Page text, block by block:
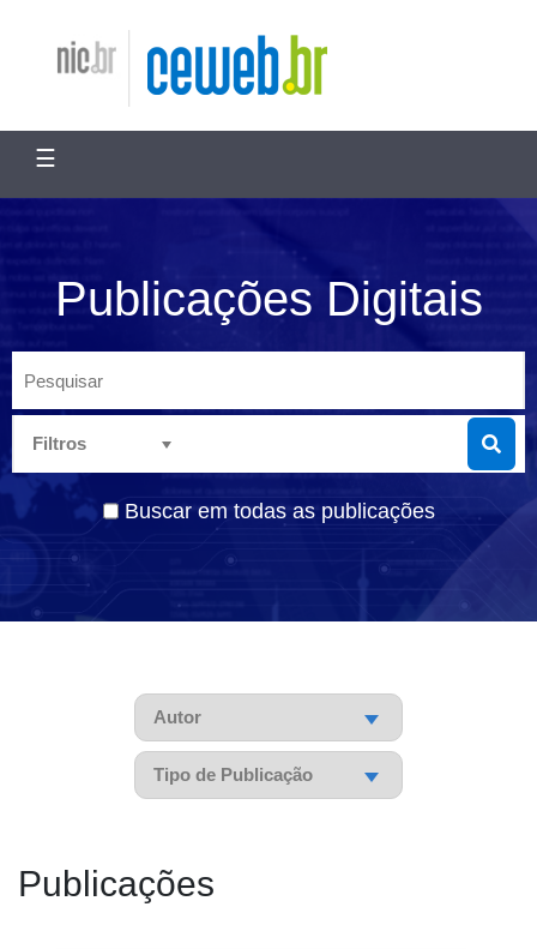
conteúdo
Nic.br Ceweb.br
☰
Publicações Digitais
Buscar em todas as publicações
Pesquisar Pesquisar
Pesquisar
Publicações